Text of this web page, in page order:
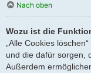
Nach oben
Wozu ist die
„Alle Cookies
und die dafür sorgen,
Außerdem